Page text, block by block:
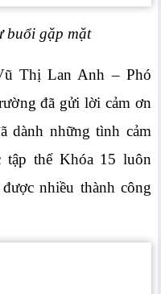
buổi gặp mặt
Thị Lan Anh – Phó
đã gửi lời cảm ơn
dành những tình cảm
tập thể Khóa 15 luôn
nhiều thành công